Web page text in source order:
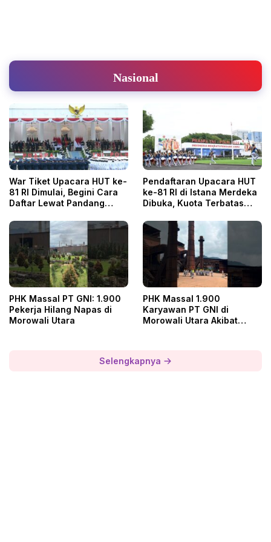
Nasional
War Tiket Upacara HUT ke-
81 RI Dimulai, Begini Cara
Daftar Lewat Pandang
Pendaftaran Upacara HUT
ke-81 RI di Istana Merdeka
Dibuka, Kuota Terbatas
PHK Massal PT GNI: 1.900
Pekerja Hilang Napas di
Morowali Utara
PHK Massal 1.900
Karyawan PT GNI di
Morowali Utara Akibat
Selengkapnya